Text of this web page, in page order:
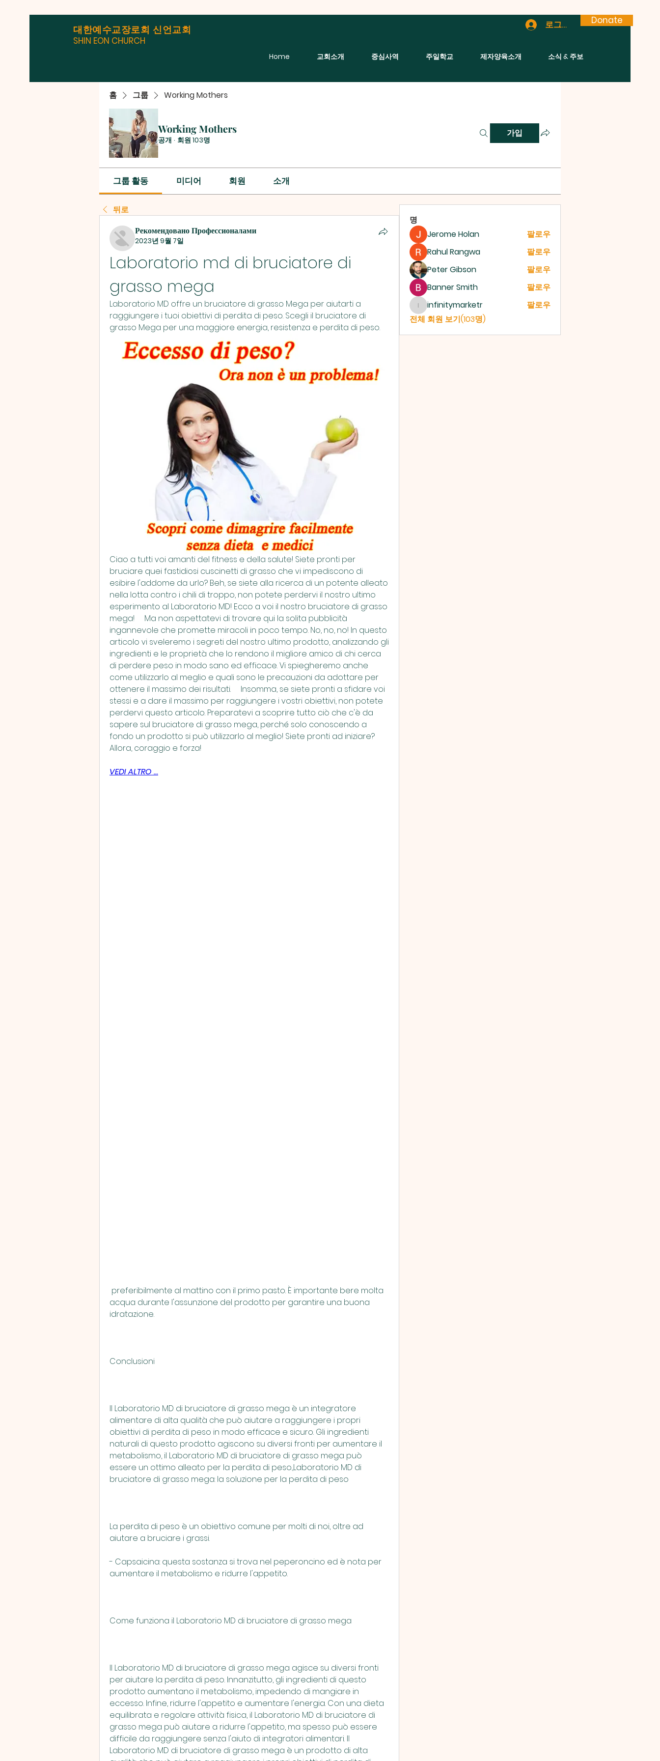
대한예수교장로회 신언교회
SHIN EON CHURCH
로그인 Donate
Home 교회소개 중심사역 주일학교 제자양육소개 소식 & 주보
홈 그룹 Working Mothers
Working Mothers
공개 · 회원 103명
가입
그룹 활동 미디어 회원 소개
뒤로
Рекомендовано Профессионалами
2023년 9월 7일
Laboratorio md di bruciatore di
grasso mega
Laboratorio MD offre un bruciatore di grasso Mega per aiutarti a
raggiungere i tuoi obiettivi di perdita di peso. Scegli il bruciatore di
grasso Mega per una maggiore energia, resistenza e perdita di peso.
Ciao a tutti voi amanti del fitness e della salute! Siete pronti per
bruciare quei fastidiosi cuscinetti di grasso che vi impediscono di
esibire l'addome da urlo? Beh, se siete alla ricerca di un potente alleato
nella lotta contro i chili di troppo, non potete perdervi il nostro ultimo
esperimento al Laboratorio MD! Ecco a voi il nostro bruciatore di grasso
mega!     Ma non aspettatevi di trovare qui la solita pubblicità
ingannevole che promette miracoli in poco tempo. No, no, no! In questo
articolo vi sveleremo i segreti del nostro ultimo prodotto, analizzando gli
ingredienti e le proprietà che lo rendono il migliore amico di chi cerca
di perdere peso in modo sano ed efficace. Vi spiegheremo anche
come utilizzarlo al meglio e quali sono le precauzioni da adottare per
ottenere il massimo dei risultati.     Insomma, se siete pronti a sfidare voi
stessi e a dare il massimo per raggiungere i vostri obiettivi, non potete
perdervi questo articolo. Preparatevi a scoprire tutto ciò che c'è da
sapere sul bruciatore di grasso mega, perché solo conoscendo a
fondo un prodotto si può utilizzarlo al meglio! Siete pronti ad iniziare?
Allora, coraggio e forza!
VEDI ALTRO ...
acqua durante l'assunzione del prodotto per garantire una buona
idratazione.
Conclusioni
Il Laboratorio MD di bruciatore di grasso mega è un integratore
alimentare di alta qualità che può aiutare a raggiungere i propri
obiettivi di perdita di peso in modo efficace e sicuro. Gli ingredienti
naturali di questo prodotto agiscono su diversi fronti per aumentare il
metabolismo, il Laboratorio MD di bruciatore di grasso mega può
essere un ottimo alleato per la perdita di peso.,Laboratorio MD di
bruciatore di grasso mega: la soluzione per la perdita di peso
La perdita di peso è un obiettivo comune per molti di noi, oltre ad
aiutare a bruciare i grassi.
- Capsaicina: questa sostanza si trova nel peperoncino ed è nota per
aumentare il metabolismo e ridurre l'appetito.
Come funziona il Laboratorio MD di bruciatore di grasso mega
Il Laboratorio MD di bruciatore di grasso mega agisce su diversi fronti
per aiutare la perdita di peso. Innanzitutto, gli ingredienti di questo
prodotto aumentano il metabolismo, impedendo di mangiare in
eccesso. Infine, ridurre l'appetito e aumentare l'energia. Con una dieta
equilibrata e regolare attività fisica, il Laboratorio MD di bruciatore di
grasso mega può aiutare a ridurre l'appetito, ma spesso può essere
difficile da raggiungere senza l'aiuto di integratori alimentari. Il
Laboratorio MD di bruciatore di grasso mega è un prodotto di alta
명
Jerome Holan
팔로우
Rahul Rangwa
팔로우
Peter Gibson
팔로우
Banner Smith
팔로우
infinitymarketr
infinitymarketr
팔로우
전체 회원 보기(103명)